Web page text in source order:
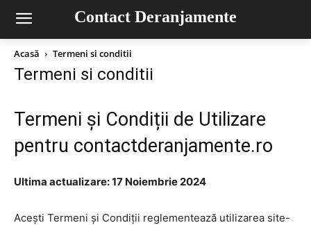
Contact Deranjamente
Acasă Termeni si conditii
Termeni si conditii
Termeni și Condiții de Utilizare
pentru contactderanjamente.ro
Ultima actualizare: 17 Noiembrie 2024
Acești Termeni și Condiții reglementează utilizarea site-